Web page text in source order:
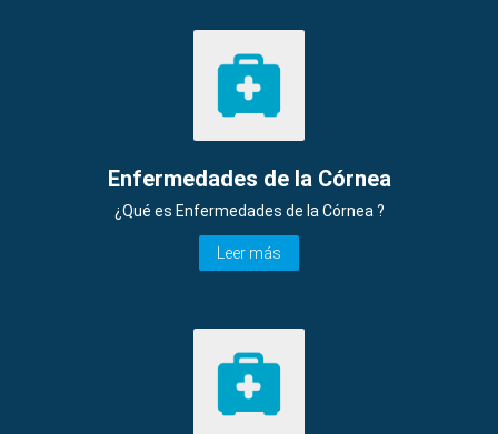
Enfermedades de la Córnea
¿Qué es Enfermedades de la Córnea ?
Leer más